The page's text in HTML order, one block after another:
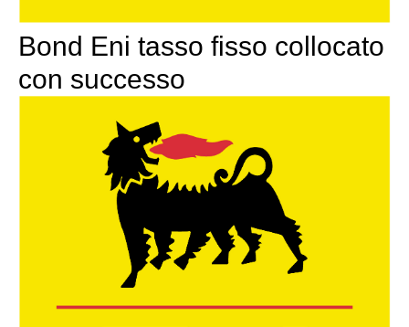
Bond Eni tasso fisso collocato
con successo